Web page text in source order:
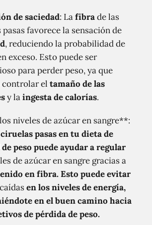
de saciedad: Lafibrade las
favorece la sensación de
, reduciendo la probabilidad de
exceso. Esto puede ser
para perder peso, ya que
controlar el tamaño de las
y laingesta de calorías.
los niveles de azúcar en sangre**:
pasas en tu dieta de
peso puede ayudar a regular
de azúcar en sangre gracias a
en fibra. Esto puede evitar
en los niveles de energía,
en el buen camino hacia
de pérdida de peso.